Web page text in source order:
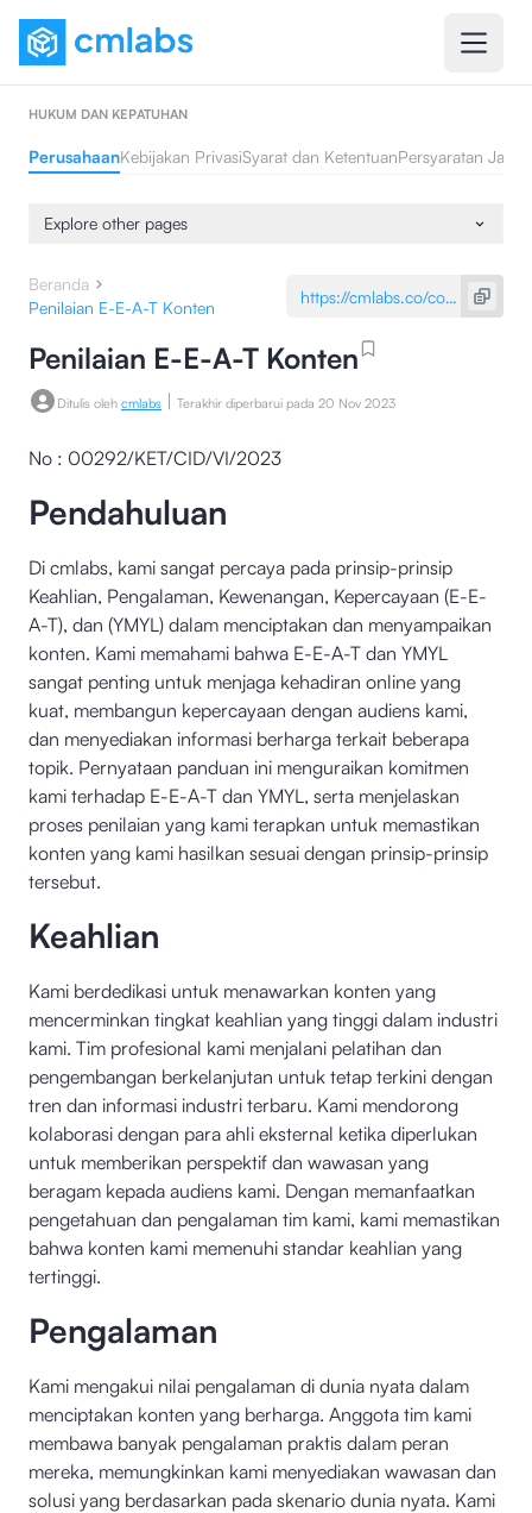
HUKUM DAN KEPATUHAN
PerusahaanKebijakan PrivasiSyarat dan KetentuanPersyaratan Jasa
Explore other pages
Beranda
Penilaian E-E-A-T Konten
Penilaian E-E-A-T Konten
Ditulis oleh cmlabs | Terakhir diperbarui pada 20 Nov 2023
No : 00292/KET/CID/VI/2023
Pendahuluan
Di cmlabs, kami sangat percaya pada prinsip-prinsip
Keahlian, Pengalaman, Kewenangan, Kepercayaan (E-E-
A-T), dan (YMYL) dalam menciptakan dan menyampaikan
konten. Kami memahami bahwa E-E-A-T dan YMYL
sangat penting untuk menjaga kehadiran online yang
kuat, membangun kepercayaan dengan audiens kami,
dan menyediakan informasi berharga terkait beberapa
topik. Pernyataan panduan ini menguraikan komitmen
kami terhadap E-E-A-T dan YMYL, serta menjelaskan
proses penilaian yang kami terapkan untuk memastikan
konten yang kami hasilkan sesuai dengan prinsip-prinsip
tersebut.
Keahlian
Kami berdedikasi untuk menawarkan konten yang
mencerminkan tingkat keahlian yang tinggi dalam industri
kami. Tim profesional kami menjalani pelatihan dan
pengembangan berkelanjutan untuk tetap terkini dengan
tren dan informasi industri terbaru. Kami mendorong
kolaborasi dengan para ahli eksternal ketika diperlukan
untuk memberikan perspektif dan wawasan yang
beragam kepada audiens kami. Dengan memanfaatkan
pengetahuan dan pengalaman tim kami, kami memastikan
bahwa konten kami memenuhi standar keahlian yang
tertinggi.
Pengalaman
Kami mengakui nilai pengalaman di dunia nyata dalam
menciptakan konten yang berharga. Anggota tim kami
membawa banyak pengalaman praktis dalam peran
mereka, memungkinkan kami menyediakan wawasan dan
solusi yang berdasarkan pada skenario dunia nyata. Kami